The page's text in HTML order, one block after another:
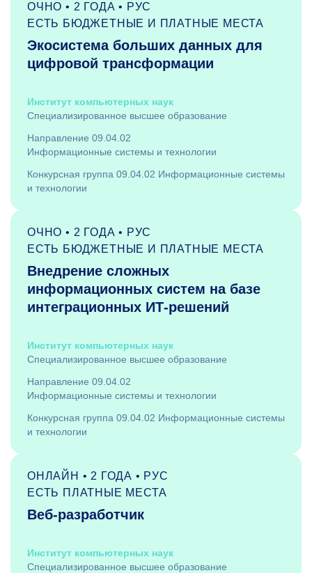
ОЧНО • 2 ГОДА • РУС
ЕСТЬ БЮДЖЕТНЫЕ И ПЛАТНЫЕ МЕСТА
Экосистема больших данных для
цифровой трансформации
Институт компьютерных наук
Специализированное высшее образование
Направление 09.04.02
Информационные системы и технологии
Конкурсная группа 09.04.02 Информационные системы
и технологии
ОЧНО • 2 ГОДА • РУС
ЕСТЬ БЮДЖЕТНЫЕ И ПЛАТНЫЕ МЕСТА
Внедрение сложных
информационных систем на базе
интеграционных ИТ-решений
Институт компьютерных наук
Специализированное высшее образование
Направление 09.04.02
Информационные системы и технологии
Конкурсная группа 09.04.02 Информационные системы
и технологии
ОНЛАЙН • 2 ГОДА • РУС
ЕСТЬ ПЛАТНЫЕ МЕСТА
Веб-разработчик
Институт компьютерных наук
Специализированное высшее образование